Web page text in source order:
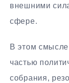
внешними
сфере.
В этом
частью
собрания,